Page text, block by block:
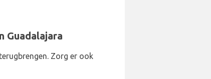
Guadalajara
Zorg er ook